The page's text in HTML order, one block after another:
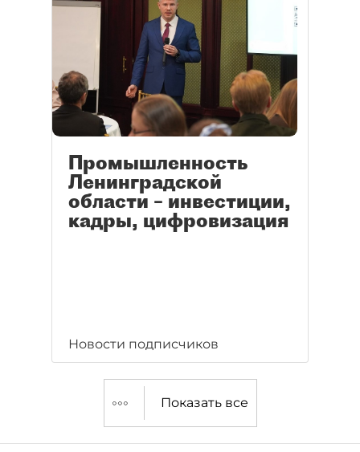
Промышленность
Ленинградской
области – инвестиции,
кадры, цифровизация
Новости подписчиков
Показать все